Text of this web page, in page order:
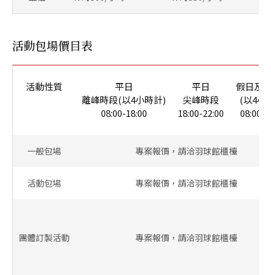
活動包場價目表
活動性質
平日
離峰時段(以4小時計)
08:00-18:00
平日
尖峰時段
18:00-22:00
假日及
(以4小
08:00-
一般包場 專案報價，請洽羽球館櫃檯
活動包場 專案報價，請洽羽球館櫃檯
團體訂製活動 專案報價，請洽羽球館櫃檯